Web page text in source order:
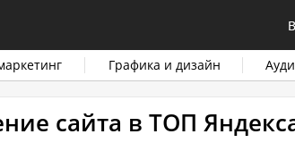
Графика и дизайн
сайта в ТОП